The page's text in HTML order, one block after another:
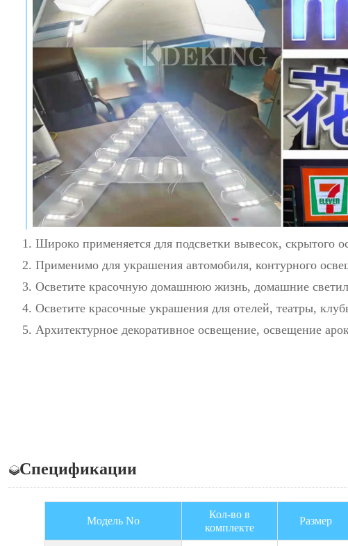
1. Широко применяется для подсветки вывесок, скрытого
2. Применимо для украшения автомобиля, контурного
3. Осветите красочную домашнюю жизнь, домашние
4. Осветите красочные украшения для отелей, театры,
5. Архитектурное декоративное освещение, освещение
Спецификации
Модель No
Кол-во в
комплекте
Размер